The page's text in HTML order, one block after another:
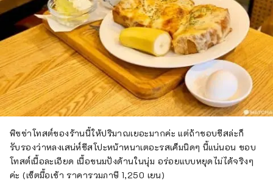
พิซซ่าโทสต์ของร้านนี้ให้ปริมาณเยอะมากค่ะ แต่ถ้าชอบชีสล่ะก็
รับรองว่าหลงเสน่ห์ชีสโปะหน้าหนาเตอะรสเค็มนิดๆ นี้แน่นอน ขอบ
โทสต์เนื้อละเอียด เนื้อขนมปังด้านในนุ่ม อร่อยแบบหยุดไม่ได้จริงๆ
ค่ะ (เซ็ตมื้อเช้า ราคารวมภาษี 1,250 เยน)